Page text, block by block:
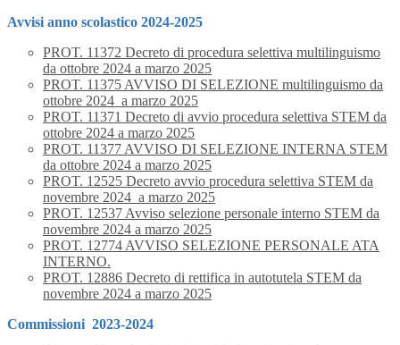
Avvisi anno scolastico 2024-2025
PROT. 11372 Decreto di procedura selettiva multilinguismo
da ottobre 2024 a marzo 2025
PROT. 11375 AVVISO DI SELEZIONE multilinguismo da
ottobre 2024 a marzo 2025
PROT. 11371 Decreto di avvio procedura selettiva STEM da
ottobre 2024 a marzo 2025
PROT. 11377 AVVISO DI SELEZIONE INTERNA STEM
da ottobre 2024 a marzo 2025
PROT. 12525 Decreto avvio procedura selettiva STEM da
novembre 2024 a marzo 2025
PROT. 12537 Avviso selezione personale interno STEM da
novembre 2024 a marzo 2025
PROT. 12774 AVVISO SELEZIONE PERSONALE ATA
INTERNO.
PROT. 12886 Decreto di rettifica in autotutela STEM da
novembre 2024 a marzo 2025
Commissioni 2023-2024